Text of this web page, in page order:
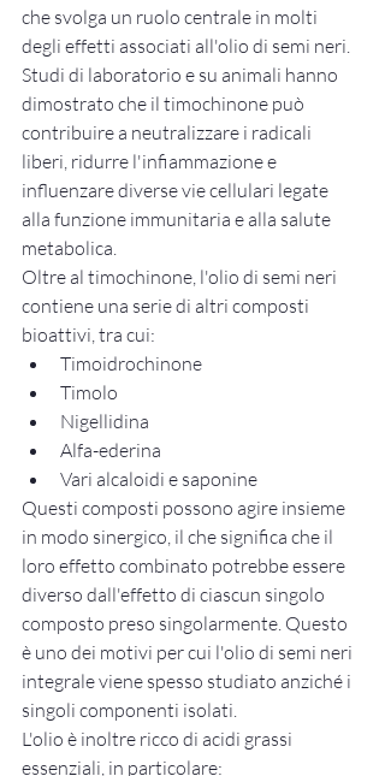
che svolga un ruolo centrale in molti
degli effetti associati all'olio di semi neri.
Studi di laboratorio e su animali hanno
dimostrato che il timochinone può
contribuire a neutralizzare i radicali
liberi, ridurre l'infiammazione e
influenzare diverse vie cellulari legate
alla funzione immunitaria e alla salute
metabolica.
Oltre al timochinone, l'olio di semi neri
contiene una serie di altri composti
bioattivi, tra cui:
Timoidrochinone
Timolo
Nigellidina
Alfa-ederina
Vari alcaloidi e saponine
Questi composti possono agire insieme
in modo sinergico, il che significa che il
loro effetto combinato potrebbe essere
diverso dall'effetto di ciascun singolo
composto preso singolarmente. Questo
è uno dei motivi per cui l'olio di semi neri
integrale viene spesso studiato anziché i
singoli componenti isolati.
L'olio è inoltre ricco di acidi grassi
essenziali, in particolare: